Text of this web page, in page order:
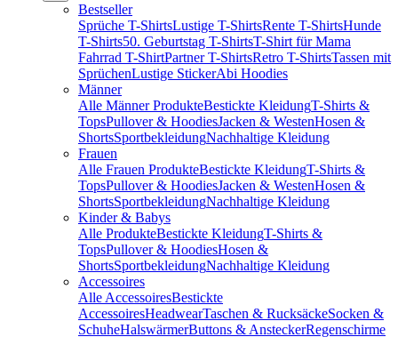
Bestseller
Sprüche T-ShirtsLustige T-ShirtsRente T-ShirtsHunde
T-Shirts50. Geburtstag T-ShirtsT-Shirt für Mama
Fahrrad T-ShirtPartner T-ShirtsRetro T-ShirtsTassen mit
SprüchenLustige StickerAbi Hoodies
Männer
Alle Männer ProdukteBestickte KleidungT-Shirts &
TopsPullover & HoodiesJacken & WestenHosen &
ShortsSportbekleidungNachhaltige Kleidung
Frauen
Alle Frauen ProdukteBestickte KleidungT-Shirts &
TopsPullover & HoodiesJacken & WestenHosen &
ShortsSportbekleidungNachhaltige Kleidung
Kinder & Babys
Alle ProdukteBestickte KleidungT-Shirts &
TopsPullover & HoodiesHosen &
ShortsSportbekleidungNachhaltige Kleidung
Accessoires
Alle AccessoiresBestickte
AccessoiresHeadwearTaschen & RucksäckeSocken &
SchuheHalswärmerButtons & AnsteckerRegenschirme